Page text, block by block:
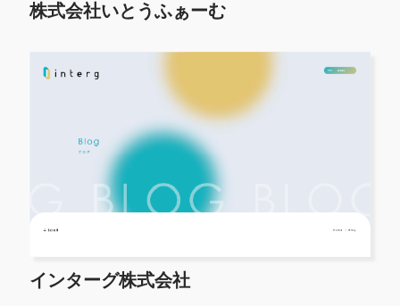
株式会社いとうふぁーむ
インターグ株式会社